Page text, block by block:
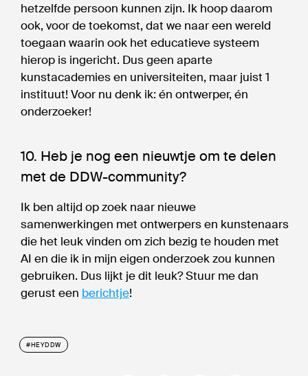
#HEYDDW
hetzelfde persoon kunnen zijn. Ik hoop daarom
ook, voor de toekomst, dat we naar een wereld
toegaan waarin ook het educatieve systeem
hierop is ingericht. Dus geen aparte
kunstacademies en universiteiten, maar juist 1
instituut! Voor nu denk ik: én ontwerper, én
onderzoeker!
10. Heb je nog een nieuwtje om te delen
met de DDW-community?
Ik ben altijd op zoek naar nieuwe
samenwerkingen met ontwerpers en kunstenaars
die het leuk vinden om zich bezig te houden met
AI en die ik in mijn eigen onderzoek zou kunnen
gebruiken. Dus lijkt je dit leuk? Stuur me dan
gerust een berichtje!